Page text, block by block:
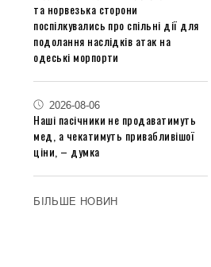
та норвезька сторони
поспілкувались про спільні дії для
подолання наслідків атак на
одеські морпорти
2026-08-06
Наші пасічники не продаватимуть
мед, а чекатимуть привабливішої
ціни, – думка
БІЛЬШЕ НОВИН